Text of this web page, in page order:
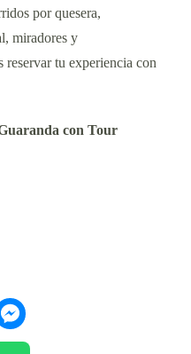
por quesera,
miradores y
reservar tu experiencia con
con Tour